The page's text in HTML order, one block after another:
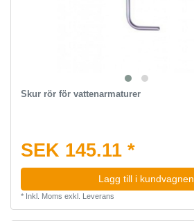
Skur rör för vattenarmaturer
SEK 145.11 *
Lagg till i kundvagnen
* Inkl. Moms exkl. Leverans